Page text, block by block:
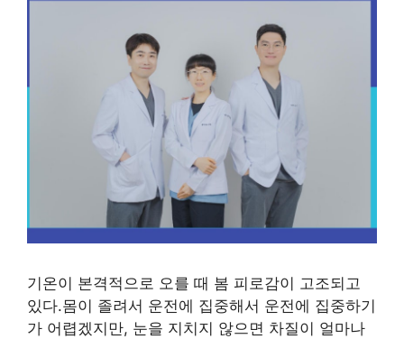
기온이 본격적으로 오를 때 봄 피로감이 고조되고
있다.몸이 졸려서 운전에 집중해서 운전에 집중하기
가 어렵겠지만, 눈을 지치지 않으면 차질이 얼마나